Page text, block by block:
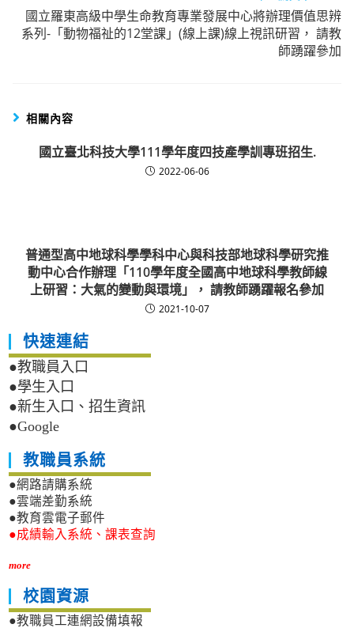
國立羅東高級中學生命教育專業發展中心將辦理價值思辨
系列-「動物福祉的12堂課」(線上課)線上視訊研習， 請教
師踴躍參加
相關內容
國立臺北科技大學111學年度四技產學訓專班招生.
2022-06-06
普通型高中地球科學學科中心與科技部地球科學研究推
動中心合作辦理「110學年度全國高中地球科學教師線
上研習：大氣的變動與環境」， 請教師踴躍報名參加
2021-10-07
快速連結
●教職員入口
●學生入口
●新生入口、招生資訊
●Google
教職員系統
●網路請購系統
●雲端差勤系統
●教育雲電子郵件
●成績輸入系統、課表查詢
more
校園資源
●教職員工連網設備填報